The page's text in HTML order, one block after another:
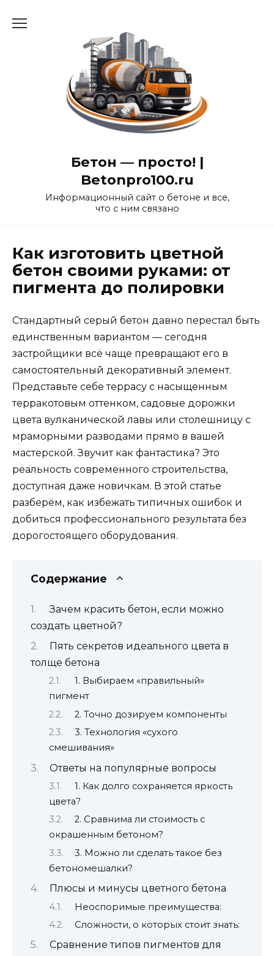
Бетон — просто! |
Betonpro100.ru
Информационный сайт о бетоне и все,
что с ним связано
Как изготовить цветной
бетон своими руками: от
пигмента до полировки
Стандартный серый бетон давно перестал быть
единственным вариантом — сегодня
застройщики всё чаще превращают его в
самостоятельный декоративный элемент.
Представьте себе террасу с насыщенным
терракотовым оттенком, садовые дорожки
цвета вулканической лавы или столешницу с
мраморными разводами прямо в вашей
мастерской. Звучит как фантастика? Это
реальность современного строительства,
доступная даже новичкам. В этой статье
разберём, как избежать типичных ошибок и
добиться профессионального результата без
дорогостоящего оборудования.
Содержание
Зачем красить бетон, если можно
создать цветной?
Пять секретов идеального цвета в
толще бетона
1. Выбираем «правильный»
пигмент
2. Точно дозируем компоненты
3. Технология «сухого
смешивания»
Ответы на популярные вопросы
1. Как долго сохраняется яркость
цвета?
2. Сравнима ли стоимость с
окрашенным бетоном?
3. Можно ли сделать такое без
бетономешалки?
Плюсы и минусы цветного бетона
Неоспоримые преимущества:
Сложности, о которых стоит знать:
Сравнение типов пигментов для